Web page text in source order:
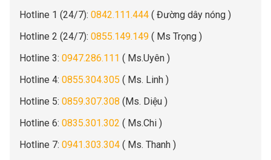
Hotline 1 (24/7): 0842.111.444 ( Đường dây nóng )
Hotline 2 (24/7): 0855.149.149 ( Ms Trọng )
Hotline 3: 0947.286.111 ( Ms.Uyên )
Hotline 4: 0855.304.305 ( Ms. Linh )
Hotline 5: 0859.307.308 (Ms. Diệu )
Hotline 6: 0835.301.302 ( Ms.Chi )
Hotline 7: 0941.303.304 ( Ms. Thanh )